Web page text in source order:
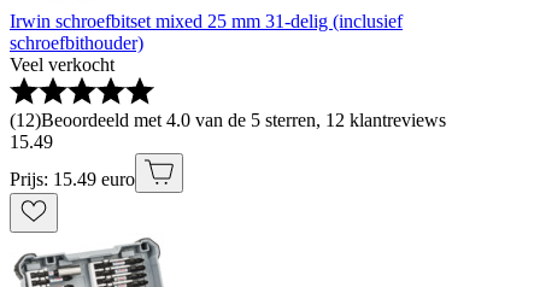
Irwin schroefbitset mixed 25 mm 31-delig (inclusief
schroefbithouder)
Veel verkocht
(12)Beoordeeld met 4.0 van de 5 sterren, 12 klantreviews
15.49
Prijs: 15.49 euro